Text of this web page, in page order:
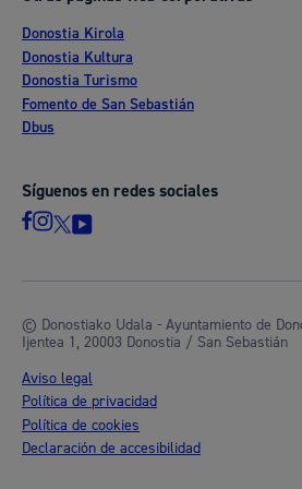
Donostia Kirola
Donostia Kultura
Donostia Turismo
Fomento de San Sebastián
Dbus
Síguenos en redes sociales
© Donostiako Udala - Ayuntamiento de
Ijentea 1, 20003 Donostia / San Sebastián
Aviso legal
Política de privacidad
Política de cookies
Declaración de accesibilidad